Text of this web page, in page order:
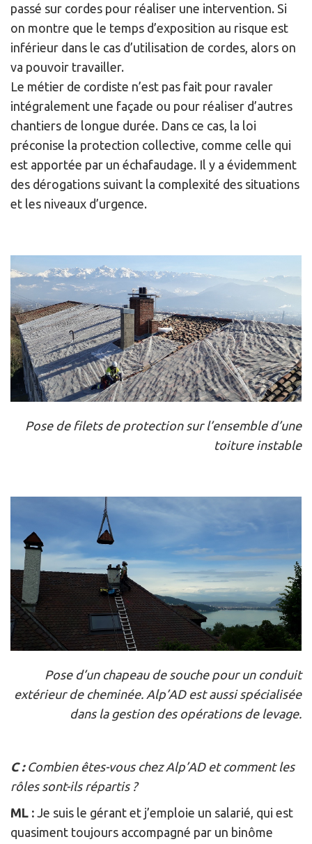
passé sur cordes pour réaliser une intervention. Si
on montre que le temps d’exposition au risque est
inférieur dans le cas d’utilisation de cordes, alors on
va pouvoir travailler.
Le métier de cordiste n’est pas fait pour ravaler
intégralement une façade ou pour réaliser d’autres
chantiers de longue durée. Dans ce cas, la loi
préconise la protection collective, comme celle qui
est apportée par un échafaudage. Il y a évidemment
des dérogations suivant la complexité des situations
et les niveaux d’urgence.
Pose de filets de protection sur l’ensemble d’une
toiture instable
Pose d’un chapeau de souche pour un conduit
extérieur de cheminée. Alp’AD est aussi spécialisée
dans la gestion des opérations de levage.
C :Combien êtes-vous chez Alp’AD et comment les
rôles sont-ils répartis ?
ML : Je suis le gérant et j’emploie un salarié, qui est
quasiment toujours accompagné par un binôme